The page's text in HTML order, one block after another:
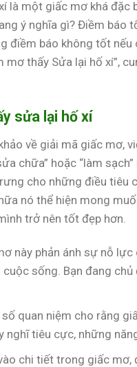
là một giấc mơ khá đặc
ý nghĩa gì? Điềm báo
điềm báo không tốt
mơ thấy Sửa lại hố xí”,
sửa lại hố xí
về giải mã giấc mơ,
chữa” hoặc “làm
cho những điều tiêu
nó thể hiện mong
trở nên tốt đẹp hơn.
này phản ánh sự nỗ
cuộc sống. Bạn đang
quan niệm cho rằng
nghĩ tiêu cực, những
chi tiết trong giấc